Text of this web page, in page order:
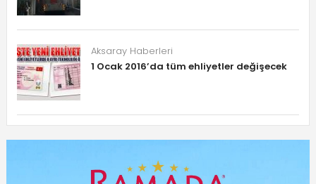
Aksaray Haberleri
1 Ocak 2016’da tüm ehliyetler değişecek